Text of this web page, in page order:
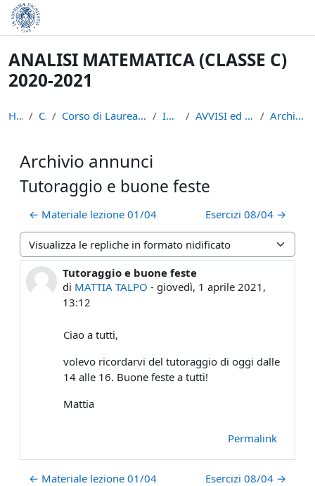
Vai al contenuto principale
ANALISI MATEMATICA (CLASSE C)
2020-2021
Home Corsi Corso di Laurea in Informatica (L-31) INFAN21 AVVISI ed INTRODUZIONE Archivio annunci
Archivio annunci
Tutoraggio e buone feste
← Materiale lezione 01/04 Esercizi 08/04 →
Modalità visualizzazione
Tutoraggio e buone feste
di MATTIA TALPO - giovedì, 1 aprile 2021,
13:12
Numero di risposte: 0
Ciao a tutti,
volevo ricordarvi del tutoraggio di oggi dalle
14 alle 16. Buone feste a tutti!
Mattia
Permalink
← Materiale lezione 01/04 Esercizi 08/04 →